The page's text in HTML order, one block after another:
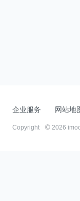
企业服务 网站地
Copyright 2026